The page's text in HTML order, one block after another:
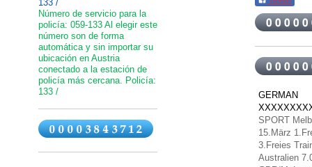
GERMAN
SPORT
15.März
3.Freies
Australien
133 /
Número de servicio para la
policía: 059-133 Al elegir este
número son de forma
automática y sin importar su
ubicación en Austria
conectado a la estación de
policía más cercana. Policía:
133 /